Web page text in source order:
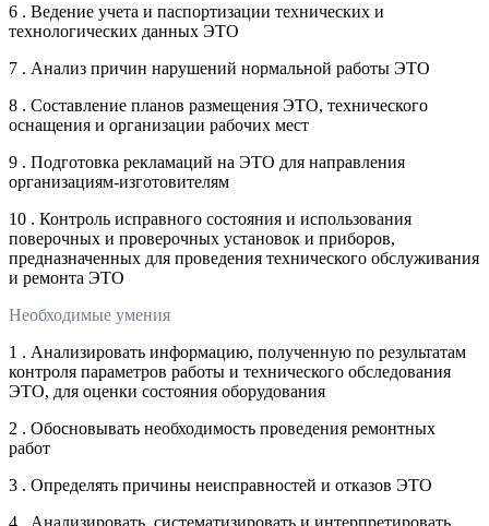
6 . Ведение учета и паспортизации технических и
технологических данных ЭТО
7 . Анализ причин нарушений нормальной работы ЭТО
8 . Составление планов размещения ЭТО, технического
оснащения и организации рабочих мест
9 . Подготовка рекламаций на ЭТО для направления
организациям-изготовителям
10 . Контроль исправного состояния и использования
поверочных и проверочных установок и приборов,
предназначенных для проведения технического обслуживания
и ремонта ЭТО
Необходимые умения
1 . Анализировать информацию, полученную по результатам
контроля параметров работы и технического обследования
ЭТО, для оценки состояния оборудования
2 . Обосновывать необходимость проведения ремонтных
работ
3 . Определять причины неисправностей и отказов ЭТО
4 . Анализировать, систематизировать и интерпретировать